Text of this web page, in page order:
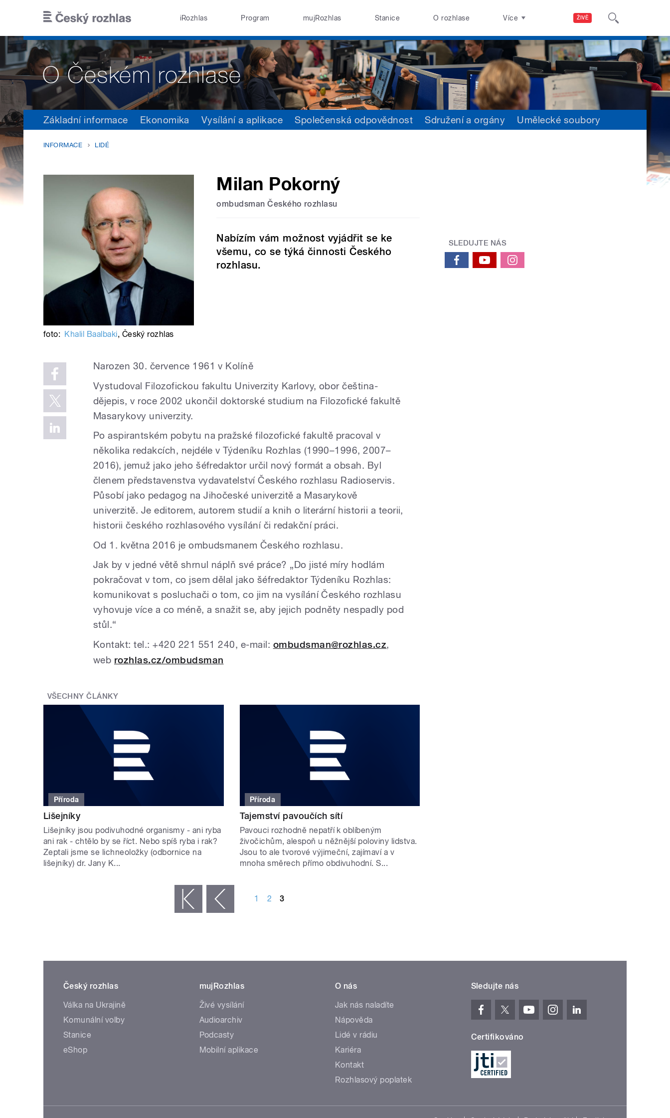
ŽIVĚ
iRozhlas Program mujRozhlas Stanice O rozhlase Více
Základní informace Ekonomika Vysílání a aplikace Společenská odpovědnost Sdružení a orgány Umělecké soubory
INFORMACE LIDÉ
Milan Pokorný
ombudsman Českého rozhlasu
Nabízím vám možnost vyjádřit se ke
všemu, co se týká činnosti Českého
rozhlasu.
foto: Khalil Baalbaki, Český rozhlas
Narozen 30. července 1961 v Kolíně
Vystudoval Filozofickou fakultu Univerzity Karlovy, obor čeština-
dějepis, v roce 2002 ukončil doktorské studium na Filozofické fakultě
Masarykovy univerzity.
Po aspirantském pobytu na pražské filozofické fakultě pracoval v
několika redakcích, nejdéle v Týdeníku Rozhlas (1990–1996, 2007–
2016), jemuž jako jeho šéfredaktor určil nový formát a obsah. Byl
členem představenstva vydavatelství Českého rozhlasu Radioservis.
Působí jako pedagog na Jihočeské univerzitě a Masarykově
univerzitě. Je editorem, autorem studií a knih o literární historii a teorii,
historii českého rozhlasového vysílání či redakční práci.
Od 1. května 2016 je ombudsmanem Českého rozhlasu.
Jak by v jedné větě shrnul náplň své práce? „Do jisté míry hodlám
pokračovat v tom, co jsem dělal jako šéfredaktor Týdeníku Rozhlas:
komunikovat s posluchači o tom, co jim na vysílání Českého rozhlasu
vyhovuje více a co méně, a snažit se, aby jejich podněty nespadly pod
stůl.“
Kontakt: tel.: +420 221 551 240, e-mail: ombudsman@rozhlas.cz,
web rozhlas.cz/ombudsman
VŠECHNY ČLÁNKY
Příroda
Lišejníky
Lišejníky jsou podivuhodné organismy - ani ryba
ani rak - chtělo by se říct. Nebo spíš ryba i rak?
Zeptali jsme se lichneoložky (odbornice na
lišejníky) dr. Jany K...
Příroda
Tajemství pavoučích sítí
Pavouci rozhodně nepatří k oblíbeným
živočichům, alespoň u něžnější poloviny lidstva.
Jsou to ale tvorové výjimeční, zajímaví a v
mnoha směrech přímo obdivuhodní. S...
‹ předchozí 1 2 3
SLEDUJTE NÁS
Český rozhlas
Válka na Ukrajině
Komunální volby
Stanice
eShop
mujRozhlas
Živé vysílání
Audioarchiv
Podcasty
Mobilní aplikace
O nás
Jak nás naladíte
Nápověda
Lidé v rádiu
Kariéra
Kontakt
Rozhlasový poplatek
Sledujte nás
Certifikováno